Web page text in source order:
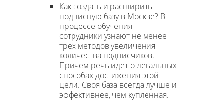
Как создать и расширить
подписную базу в Москве? В
процессе обучения
сотрудники узнают не менее
трех методов увеличения
количества подписчиков.
Причем речь идет о легальных
способах достижения этой
цели. Своя база всегда лучше и
эффективнее, чем купленная.